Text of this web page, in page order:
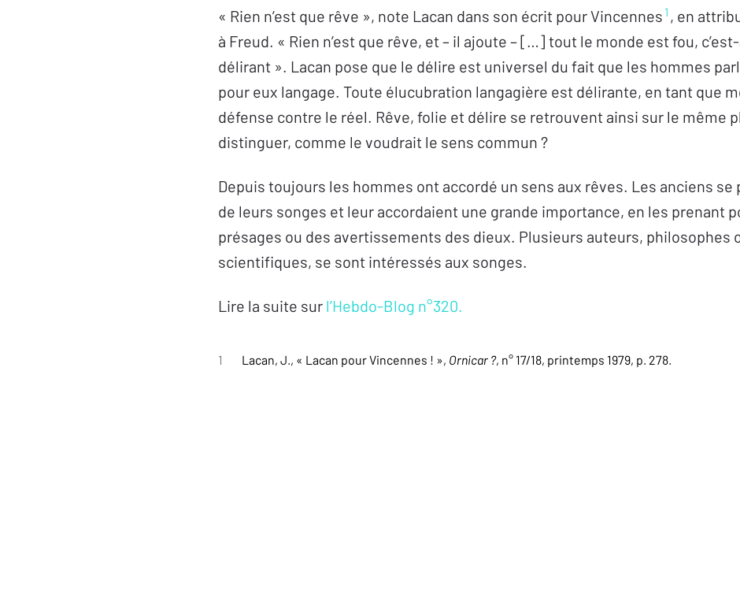
« Rien n’est que rêve », note Lacan dans son écrit pour Vincennes 1 , en
à Freud. « Rien n’est que rêve, et – il ajoute – […] tout le monde est fou,
délirant ». Lacan pose que le délire est universel du fait que les hommes
pour eux langage. Toute élucubration langagière est délirante, en tant que
défense contre le réel. Rêve, folie et délire se retrouvent ainsi sur le même
distinguer, comme le voudrait le sens commun ?
Depuis toujours les hommes ont accordé un sens aux rêves. Les anciens
de leurs songes et leur accordaient une grande importance, en les prenant
présages ou des avertissements des dieux. Plusieurs auteurs, philosophes
scientifiques, se sont intéressés aux songes.
Lire la suite sur l’Hebdo-Blog n°320.
1 Lacan, J., « Lacan pour Vincennes ! », Ornicar ?, n° 17/18, printemps 1979, p. 278.